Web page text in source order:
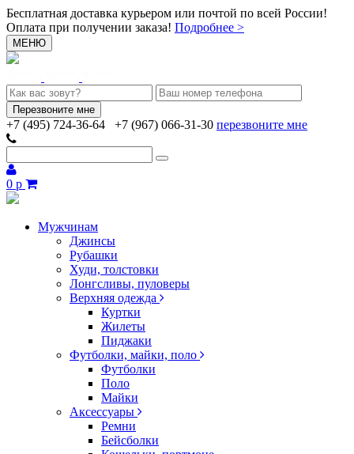
Бесплатная доставка курьером или почтой по всей России!
Оплата при получении заказа! Подробнее >
МЕНЮ
+7 (495) 724-36-64 +7 (967) 066-31-30 перезвоните мне
0 р
Мужчинам
Джинсы
Рубашки
Худи, толстовки
Лонгсливы, пуловеры
Верхняя одежда
Куртки
Жилеты
Пиджаки
Футболки, майки, поло
Футболки
Поло
Майки
Аксессуары
Ремни
Бейсболки